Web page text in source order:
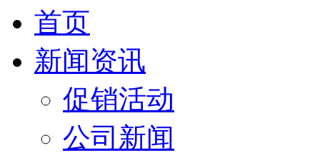
首页
新闻资讯
促销活动
公司新闻